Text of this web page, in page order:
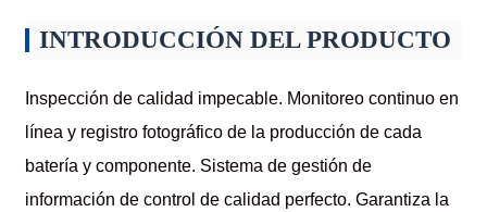
INTRODUCCIÓN DEL PRODUCTO
Inspección de calidad impecable. Monitoreo continuo en
línea y registro fotográfico de la producción de cada
batería y componente. Sistema de gestión de
información de control de calidad perfecto. Garantiza la